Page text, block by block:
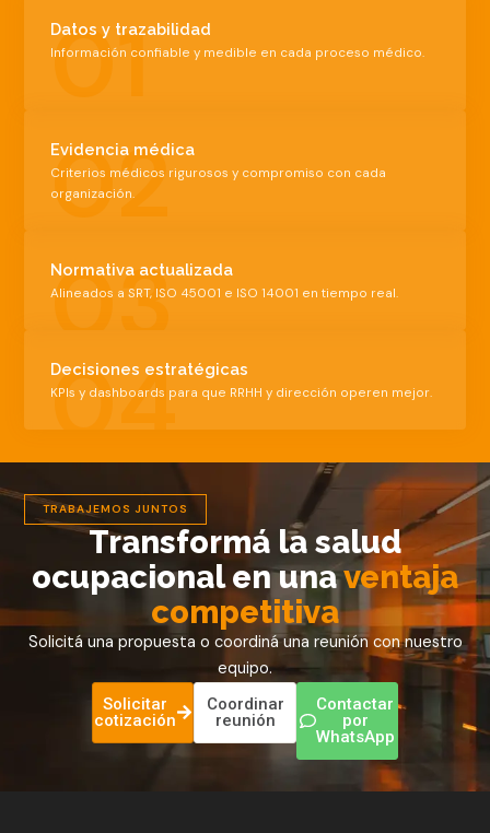
01
Datos y trazabilidad
Información confiable y medible en cada proceso médico.
02
Evidencia médica
Criterios médicos rigurosos y compromiso con cada
organización.
03
Normativa actualizada
Alineados a SRT, ISO 45001 e ISO 14001 en tiempo real.
04
Decisiones estratégicas
KPIs y dashboards para que RRHH y dirección operen mejor.
TRABAJEMOS JUNTOS
Transformá la salud
ocupacional en unaventaja
competitiva
Solicitá una propuesta o coordiná una reunión con nuestro
equipo.
Solicitar
cotización
Coordinar
reunión
Contactar
por
WhatsApp